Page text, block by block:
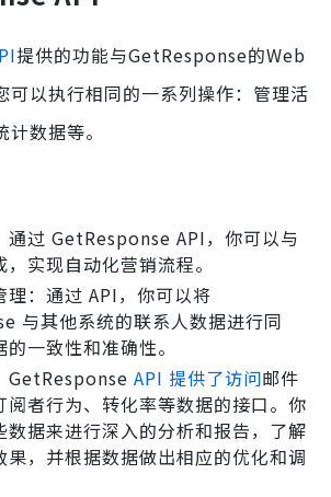
提供的功能与GetResponse的Web
可以执行相同的一系列操作：管理活
数据等。
通过 GetResponse API，你可以与
实现自动化营销流程。
理：通过 API，你可以将
与其他系统的联系人数据进行同
一致性和准确性。
GetResponse API 提供了访问邮件
阅者行为、转化率等数据的接口。你
数据来进行深入的分析和报告，了解
果，并根据数据做出相应的优化和调